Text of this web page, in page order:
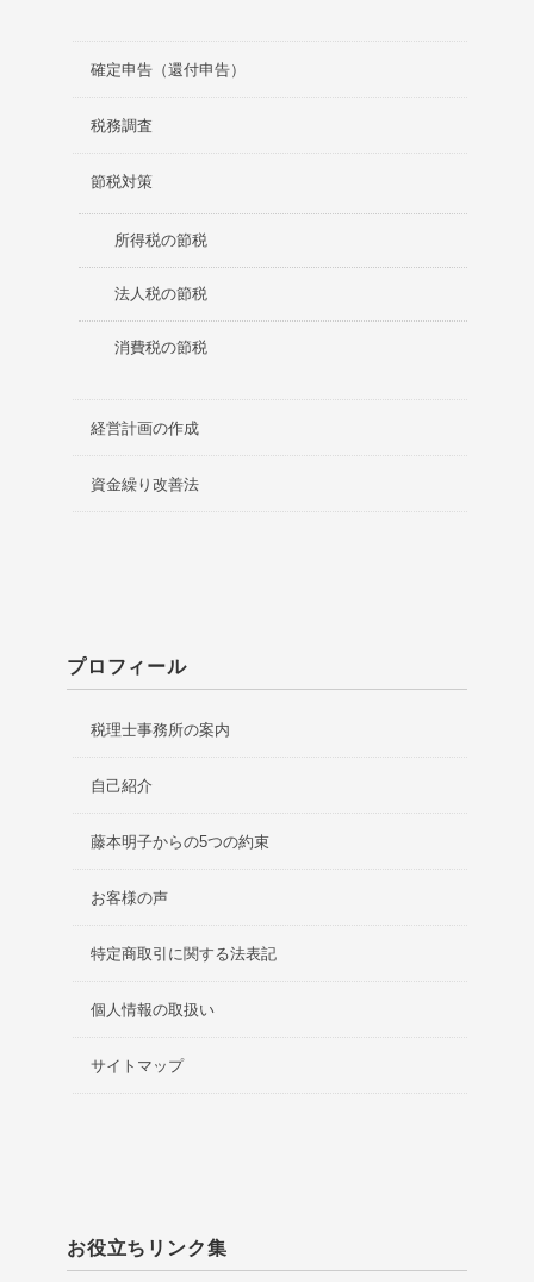
確定申告（還付申告）
税務調査
節税対策
所得税の節税
法人税の節税
消費税の節税
経営計画の作成
資金繰り改善法
プロフィール
税理士事務所の案内
自己紹介
藤本明子からの5つの約束
お客様の声
特定商取引に関する法表記
個人情報の取扱い
サイトマップ
お役立ちリンク集